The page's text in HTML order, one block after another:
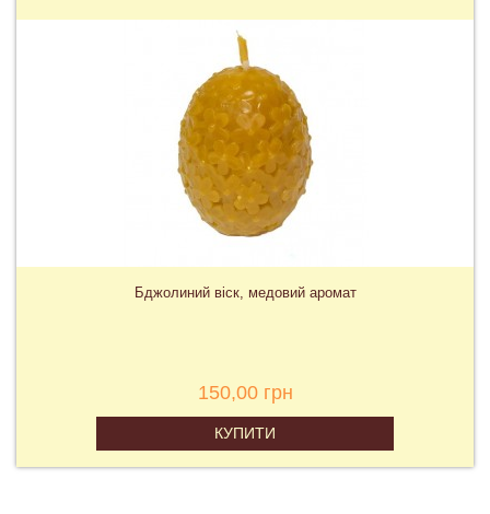
Бджолиний віск, медовий аромат
150,00 грн
КУПИТИ